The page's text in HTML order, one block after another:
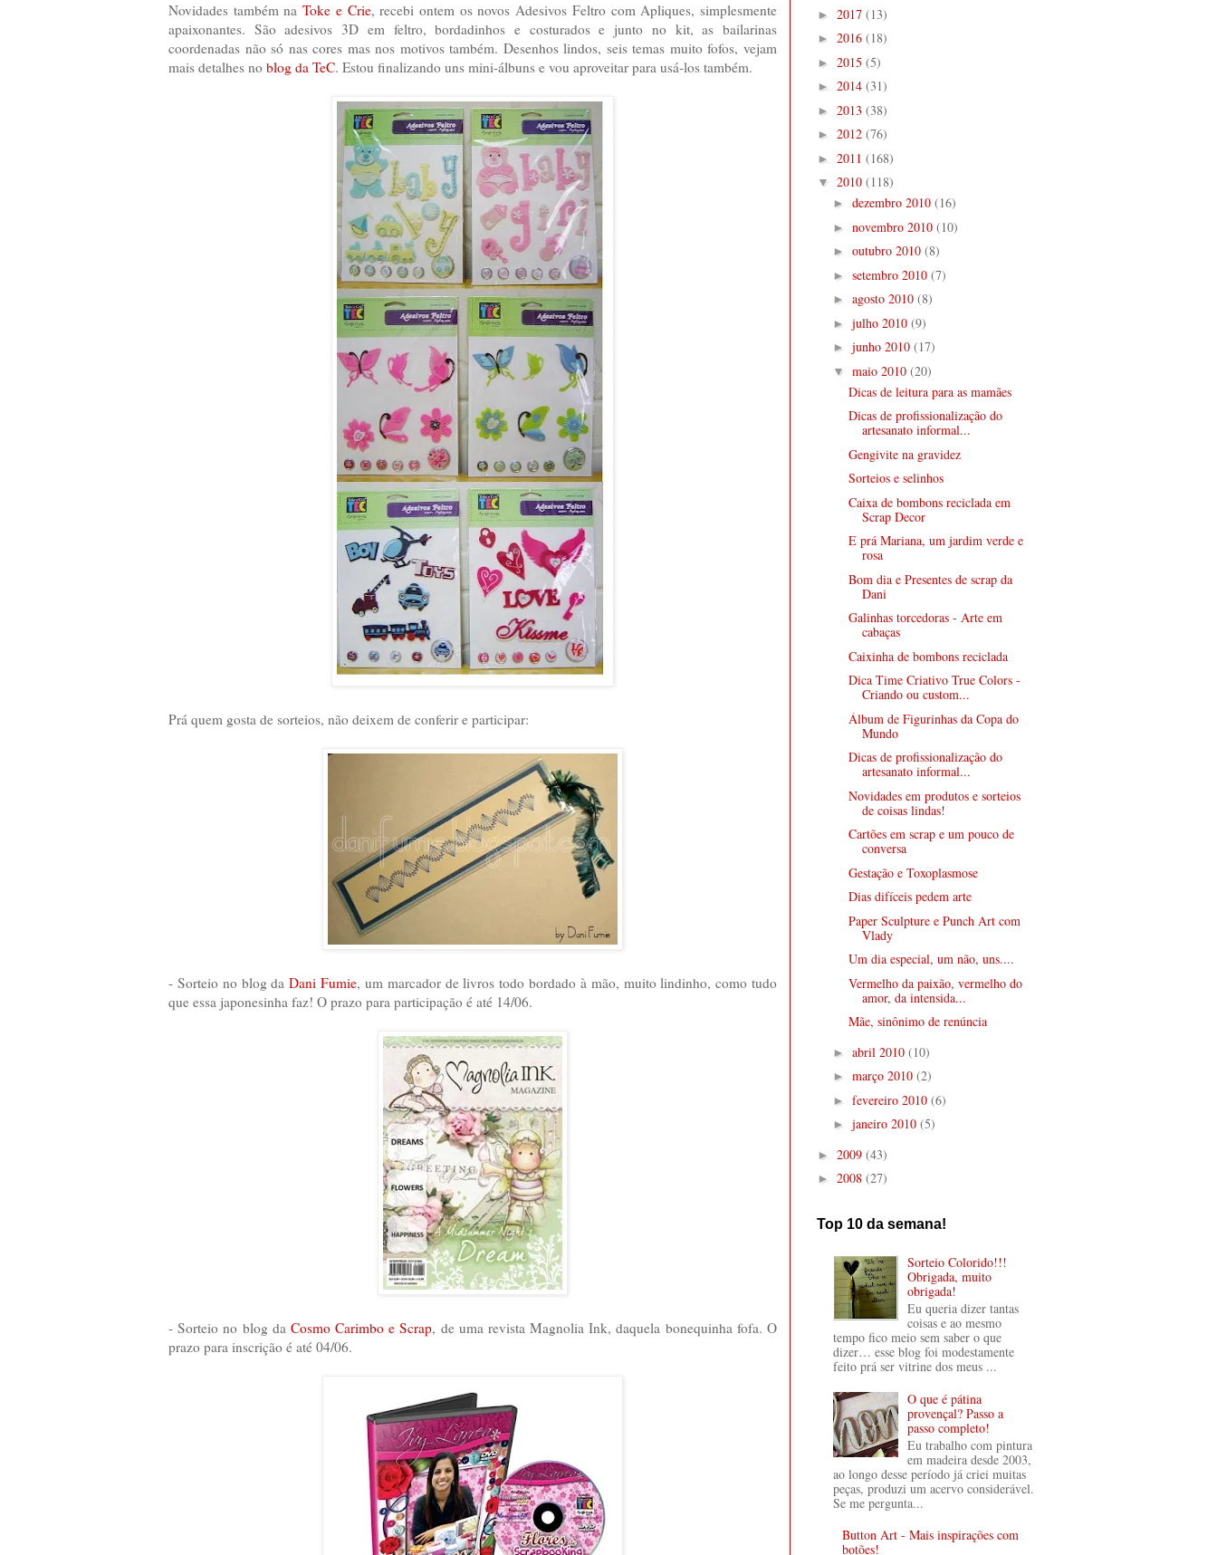
Novidades também naToke e Crie, recebi ontem os novos Adesivos Feltro com Apliques, simplesmente
apaixonantes. São adesivos 3D em feltro, bordadinhos e costurados e junto no kit, as bailarinas
coordenadas não só nas cores mas nos motivos também. Desenhos lindos, seis temas muito fofos, vejam
mais detalhes no blog da TeC. Estou finalizando uns mini-álbuns e vou aproveitar para usá-los também.
Prá quem gosta de sorteios, não deixem de conferir e participar:
- Sorteio no blog daDani Fumie, um marcador de livros todo bordado à mão, muito lindinho, como tudo
que essa japonesinha faz! O prazo para participação é até 14/06.
- Sorteio no blog da Cosmo Carimbo e Scrap, de uma revista Magnolia Ink, daquela bonequinha fofa. O
prazo para inscrição é até 04/06.
► 2017 (13)
► 2016 (18)
► 2015 (5)
► 2014 (31)
► 2013 (38)
► 2012 (76)
► 2011 (168)
▼ 2010 (118)
► dezembro 2010 (16)
► novembro 2010 (10)
► outubro 2010 (8)
► setembro 2010 (7)
► agosto 2010 (8)
► julho 2010 (9)
► junho 2010 (17)
▼ maio 2010 (20)
Dicas de leitura para as mamães
Dicas de profissionalização do
artesanato informal...
Gengivite na gravidez
Sorteios e selinhos
Caixa de bombons reciclada em
Scrap Decor
E prá Mariana, um jardim verde e
rosa
Bom dia e Presentes de scrap da
Dani
Galinhas torcedoras - Arte em
cabaças
Caixinha de bombons reciclada
Dica Time Criativo True Colors -
Criando ou custom...
Álbum de Figurinhas da Copa do
Mundo
Dicas de profissionalização do
artesanato informal...
Novidades em produtos e sorteios
de coisas lindas!
Cartões em scrap e um pouco de
conversa
Gestação e Toxoplasmose
Dias difíceis pedem arte
Paper Sculpture e Punch Art com
Vlady
Um dia especial, um não, uns....
Vermelho da paixão, vermelho do
amor, da intensida...
Mãe, sinônimo de renúncia
► abril 2010 (10)
► março 2010 (2)
► fevereiro 2010 (6)
► janeiro 2010 (5)
► 2009 (43)
► 2008 (27)
Top 10 da semana!
Sorteio Colorido!!!
Obrigada, muito
obrigada!
Eu queria dizer tantas
coisas e ao mesmo
tempo fico meio sem saber o que
dizer… esse blog foi modestamente
feito prá ser vitrine dos meus ...
O que é pátina
provençal? Passo a
passo completo!
Eu trabalho com pintura
em madeira desde 2003,
ao longo desse período já criei muitas
peças, produzi um acervo considerável.
Se me pergunta...
Button Art - Mais inspirações com
botões!